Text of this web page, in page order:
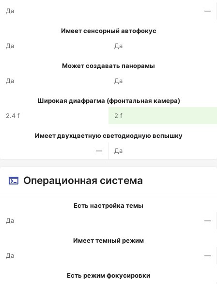
Да
—
Имеет сенсорный автофокус
Да
Да
Может создавать панорамы
Да
Да
Широкая диафрагма (фронтальная камера)
2.4 f
2 f
Имеет двухцветную светодиодную вспышку
—
Да
Операционная система
Есть настройка темы
Да
—
Имеет темный режим
Да
—
Есть режим фокусировки